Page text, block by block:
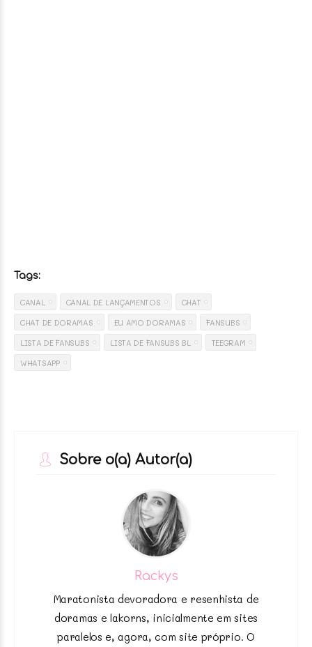
Tags:
CANAL CANAL DE LANÇAMENTOS
CHAT
CHAT DE DORAMAS
EU AMO DORAMAS
FANSUBS
LISTA DE FANSUBS
LISTA DE FANSUBS BL
TEEGRAM
WHATSAPP
Sobre o(a) Autor(a)
Rackys
Maratonista devoradora e resenhista de
doramas e lakorns, inicialmente em sites
paralelos e, agora, com site próprio. O